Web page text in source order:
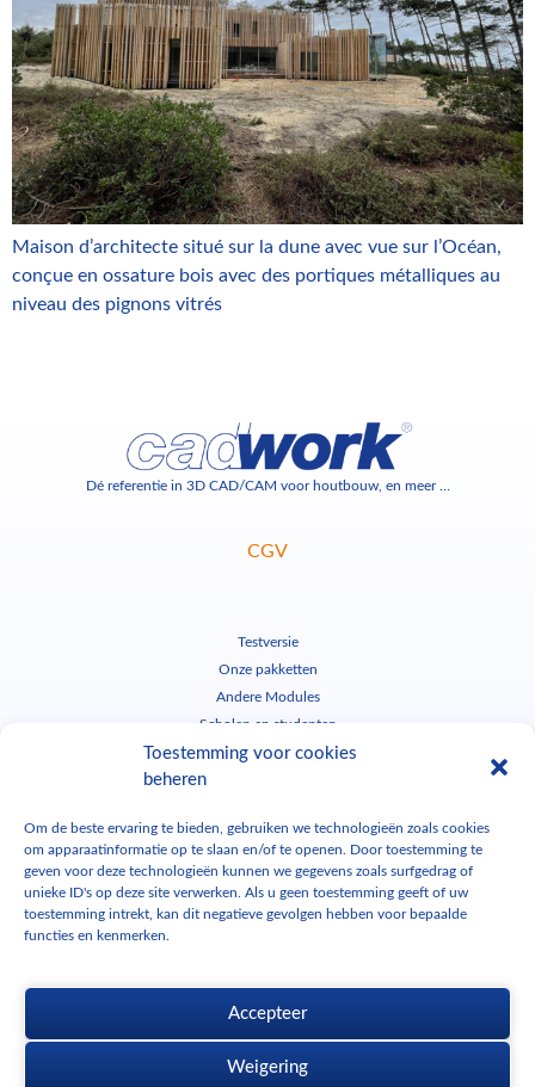
Toestemming voor cookies
beheren
Om de beste ervaring te bieden, gebruiken we technologieën zoals cookies
om apparaatinformatie op te slaan en/of te openen. Door toestemming te
geven voor deze technologieën kunnen we gegevens zoals surfgedrag of
unieke ID's op deze site verwerken. Als u geen toestemming geeft of uw
toestemming intrekt, kan dit negatieve gevolgen hebben voor bepaalde
functies en kenmerken.
Accepteer
Weigering
Maison d’architecte situé sur la dune avec vue sur l’Océan,
conçue en ossature bois avec des portiques métalliques au
niveau des pignons vitrés
Dé referentie in 3D CAD/CAM voor houtbouw, en meer …
CGV
Testversie
Onze pakketten
Andere Modules
Scholen en studenten
Contact
Hotline
Tél : +32 2 320 55 13
hotline-nl@cadwork-04.ch
Administratief
Tél : +32 2 320 55 11
admin@cadwork-04.ch